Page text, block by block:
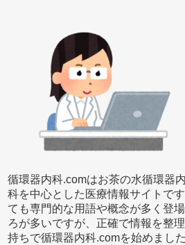
循環器内科.comはお茶の水循環器
科を中心とした医療情報サイトで
ても専門的な用語や概念が多く登
ろが多いですが、正確で情報を整
持ちで循環器内科.comを始めまし